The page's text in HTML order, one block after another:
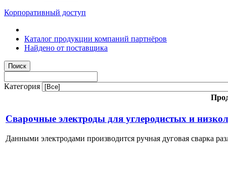
Корпоративный доступ
Каталог продукции компаний партнёров
Найдено от поставщика
Категория
Сварочные электроды для углеродистых и
Данными электродами производится ручная дуговая сварка